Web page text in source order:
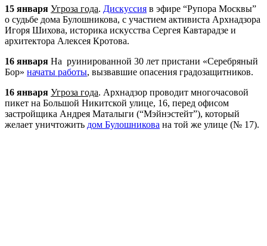
15 января Угроза года. Дискуссия в эфире “Рупора Москвы”
о судьбе дома Булошникова, с участием активиста Архнадзора
Игоря Шихова, историка искусства Сергея Кавтарадзе и
архитектора Алексея Кротова.
16 января На руинированной 30 лет пристани «Серебряный
Бор» начаты работы, вызвавшие опасения градозащитников.
16 января Угроза года. Архнадзор проводит многочасовой
пикет на Большой Никитской улице, 16, перед офисом
застройщика Андрея Маталыги (“Мэйнэстейт”), который
желает уничтожить дом Булошникова на той же улице (№ 17).